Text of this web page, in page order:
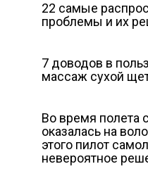
22 самые
проблемы и их
7 доводов в
массаж сухой
Во время полета
оказалась на
этого пилот
невероятное